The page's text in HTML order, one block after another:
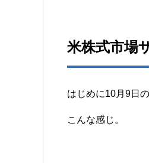
米株式市場
はじめに10月9日
こんな感じ。